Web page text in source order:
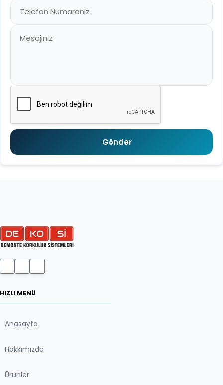
Gönder
HIZLI MENÜ
Anasayfa
Hakkımızda
Ürünler